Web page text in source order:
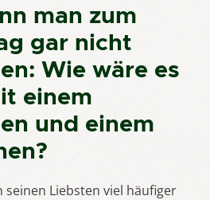
man zum
gar nicht
Wie wäre es
einem
und einem
seinen Liebsten viel häufiger